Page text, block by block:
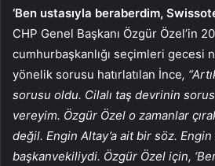
‘Ben ustasıyla beraberdim,
CHP Genel Başkanı Özgür Özel’in
cumhurbaşkanlığı seçimleri gecesi
yönelik sorusu hatırlatılan İnce,
sorusu oldu. Cilalı taş devrinin
vereyim. Özgür Özel o zamanlar
değil. Engin Altay’a ait bir söz.
başkanvekiliydi. Özgür Özel için,